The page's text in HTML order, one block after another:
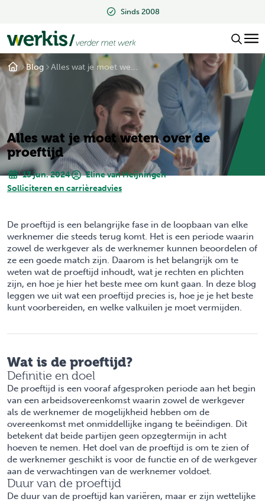
Sinds 2008
Blog Alles wat je moet we...
Alles wat je moet weten over de
proeftijd
13 jun. 2024
Eline van Heijningen
Solliciteren en carrièreadvies
De proeftijd is een belangrijke fase in de loopbaan van elke
werknemer die steeds terug komt. Het is een periode waarin
zowel de werkgever als de werknemer kunnen beoordelen of
ze een goede match zijn. Daarom is het belangrijk om te
weten wat de proeftijd inhoudt, wat je rechten en plichten
zijn, en hoe je hier het beste mee om kunt gaan. In deze blog
leggen we uit wat een proeftijd precies is, hoe je je het beste
kunt voorbereiden, en welke valkuilen je moet vermijden.
Wat is de proeftijd?
Definitie en doel
De proeftijd is een vooraf afgesproken periode aan het begin
van een arbeidsovereenkomst waarin zowel de werkgever
als de werknemer de mogelijkheid hebben om de
overeenkomst met onmiddellijke ingang te beëindigen. Dit
betekent dat beide partijen geen opzegtermijn in acht
hoeven te nemen. Het doel van de proeftijd is om te zien of
de werknemer geschikt is voor de functie en of de werkgever
aan de verwachtingen van de werknemer voldoet.
Duur van de proeftijd
De duur van de proeftijd kan variëren, maar er zijn wettelijke